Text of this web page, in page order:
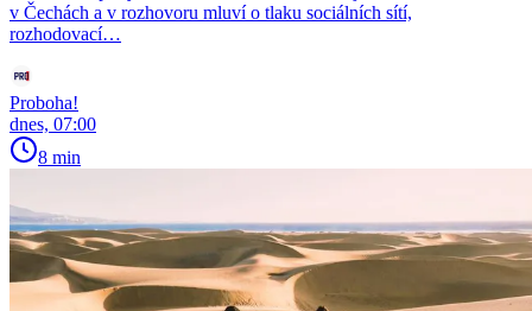
v Čechách a v rozhovoru mluví o tlaku sociálních sítí,
rozhodovací…
Proboha!
dnes, 07:00
8 min